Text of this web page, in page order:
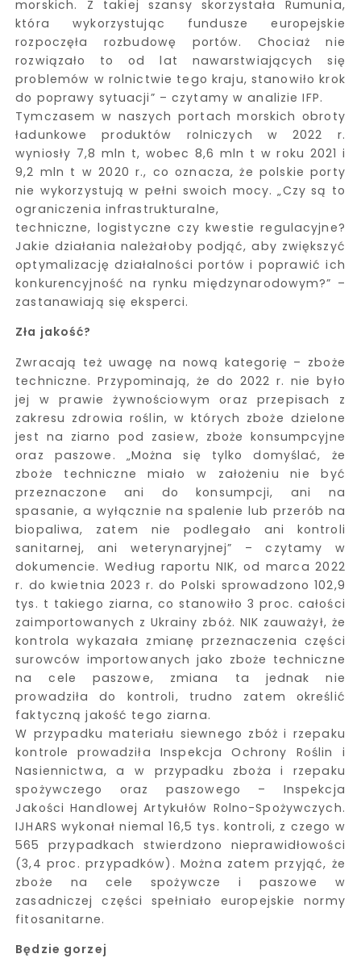
morskich. Z takiej szansy skorzystała Rumunia,
która wykorzystując fundusze europejskie
rozpoczęła rozbudowę portów. Chociaż nie
rozwiązało to od lat nawarstwiających się
problemów w rolnictwie tego kraju, stanowiło krok
do poprawy sytuacji” – czytamy w analizie IFP.
Tymczasem w naszych portach morskich obroty
ładunkowe produktów rolniczych w 2022 r.
wyniosły 7,8 mln t, wobec 8,6 mln t w roku 2021 i
9,2 mln t w 2020 r., co oznacza, że polskie porty
nie wykorzystują w pełni swoich mocy. „Czy są to
ograniczenia infrastrukturalne,
techniczne, logistyczne czy kwestie regulacyjne?
Jakie działania należałoby podjąć, aby zwiększyć
optymalizację działalności portów i poprawić ich
konkurencyjność na rynku międzynarodowym?” –
zastanawiają się eksperci.
Zła jakość?
Zwracają też uwagę na nową kategorię – zboże
techniczne. Przypominają, że do 2022 r. nie było
jej w prawie żywnościowym oraz przepisach z
zakresu zdrowia roślin, w których zboże dzielone
jest na ziarno pod zasiew, zboże konsumpcyjne
oraz paszowe. „Można się tylko domyślać, że
zboże techniczne miało w założeniu nie być
przeznaczone ani do konsumpcji, ani na
spasanie, a wyłącznie na spalenie lub przerób na
biopaliwa, zatem nie podlegało ani kontroli
sanitarnej, ani weterynaryjnej” – czytamy w
dokumencie. Według raportu NIK, od marca 2022
r. do kwietnia 2023 r. do Polski sprowadzono 102,9
tys. t takiego ziarna, co stanowiło 3 proc. całości
zaimportowanych z Ukrainy zbóż. NIK zauważył, że
kontrola wykazała zmianę przeznaczenia części
surowców importowanych jako zboże techniczne
na cele paszowe, zmiana ta jednak nie
prowadziła do kontroli, trudno zatem określić
faktyczną jakość tego ziarna.
W przypadku materiału siewnego zbóż i rzepaku
kontrole prowadziła Inspekcja Ochrony Roślin i
Nasiennictwa, a w przypadku zboża i rzepaku
spożywczego oraz paszowego – Inspekcja
Jakości Handlowej Artykułów Rolno-Spożywczych.
IJHARS wykonał niemal 16,5 tys. kontroli, z czego w
565 przypadkach stwierdzono nieprawidłowości
(3,4 proc. przypadków). Można zatem przyjąć, że
zboże na cele spożywcze i paszowe w
zasadniczej części spełniało europejskie normy
fitosanitarne.
Będzie gorzej